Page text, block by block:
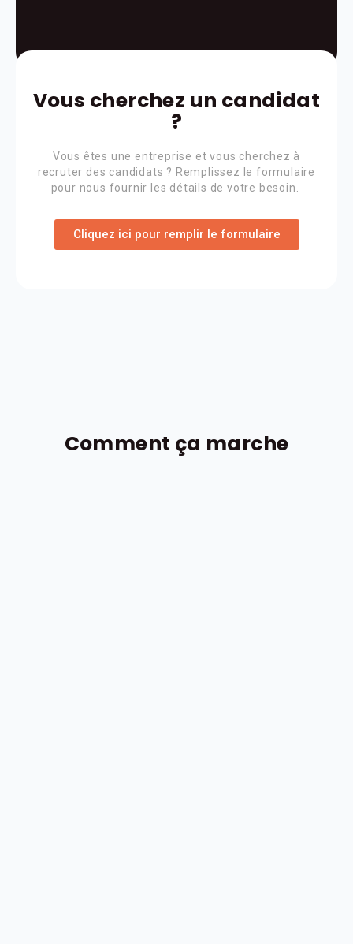
Vous cherchez un candidat
?
Vous êtes une entreprise et vous cherchez à
recruter des candidats ? Remplissez le formulaire
pour nous fournir les détails de votre besoin.
Cliquez ici pour remplir le formulaire
Comment ça marche